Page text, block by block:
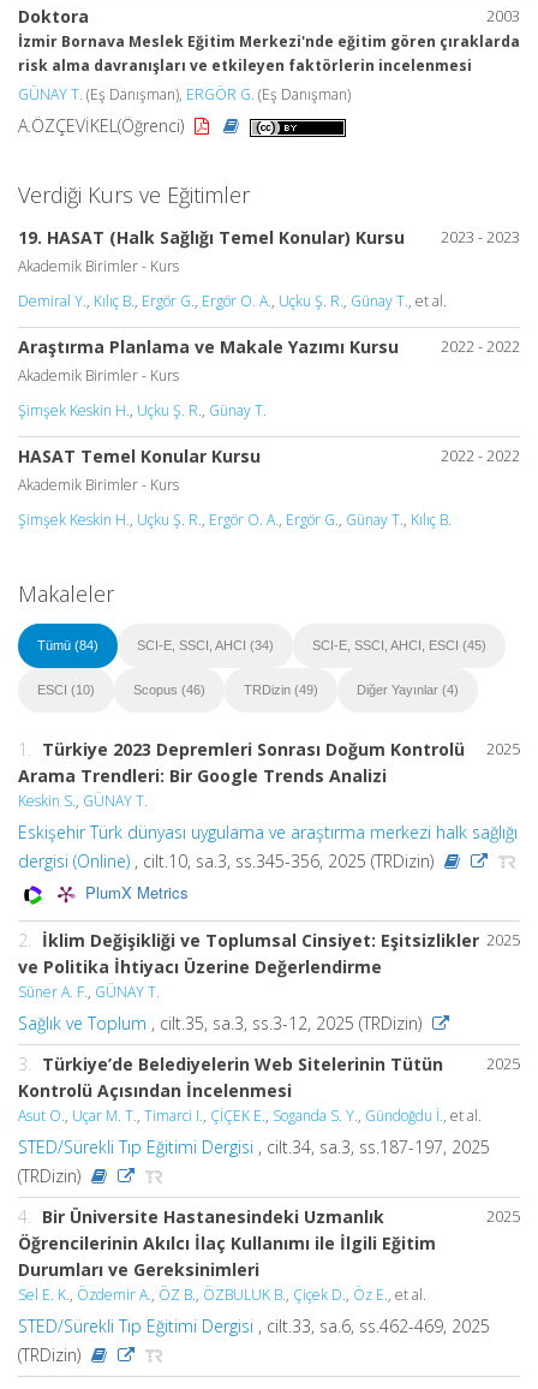
2003
Doktora
İzmir Bornava Meslek Eğitim Merkezi'nde eğitim gören çıraklarda
risk alma davranışları ve etkileyen faktörlerin incelenmesi
GÜNAY T. (Eş Danışman), ERGÖR G. (Eş Danışman)
A.ÖZÇEVİKEL(Öğrenci)
Verdiği Kurs ve Eğitimler
2023 - 2023
19. HASAT (Halk Sağlığı Temel Konular) Kursu
Akademik Birimler - Kurs
Demiral Y., Kılıç B., Ergör G., Ergör O. A., Uçku Ş. R., Günay T., et al.
2022 - 2022
Araştırma Planlama ve Makale Yazımı Kursu
Akademik Birimler - Kurs
Şimşek Keskin H., Uçku Ş. R., Günay T.
2022 - 2022
HASAT Temel Konular Kursu
Akademik Birimler - Kurs
Şimşek Keskin H., Uçku Ş. R., Ergör O. A., Ergör G., Günay T., Kılıç B.
Makaleler
Tümü (84) SCI-E, SSCI, AHCI (34) SCI-E, SSCI, AHCI, ESCI (45)
ESCI (10) Scopus (46) TRDizin (49) Diğer Yayınlar (4)
2025
1. Türkiye 2023 Depremleri Sonrası Doğum Kontrolü
Arama Trendleri: Bir Google Trends Analizi
Keskin S., GÜNAY T.
Eskişehir Türk dünyası uygulama ve araştırma merkezi halk sağlığı
dergisi (Online) , cilt.10, sa.3, ss.345-356, 2025 (TRDizin)
PlumX Metrics
2025
2. İklim Değişikliği ve Toplumsal Cinsiyet: Eşitsizlikler
ve Politika İhtiyacı Üzerine Değerlendirme
Süner A. F., GÜNAY T.
Sağlık ve Toplum , cilt.35, sa.3, ss.3-12, 2025 (TRDizin)
2025
3. Türkiye’de Belediyelerin Web Sitelerinin Tütün
Kontrolü Açısından İncelenmesi
Asut O., Uçar M. T., Timarci I., ÇİÇEK E., Soganda S. Y., Gündoğdu İ., et al.
STED/Sürekli Tıp Eğitimi Dergisi , cilt.34, sa.3, ss.187-197, 2025
(TRDizin)
2025
4. Bir Üniversite Hastanesindeki Uzmanlık
Öğrencilerinin Akılcı İlaç Kullanımı ile İlgili Eğitim
Durumları ve Gereksinimleri
Sel E. K., Özdemir A., ÖZ B., ÖZBULUK B., Çiçek D., Öz E., et al.
STED/Sürekli Tıp Eğitimi Dergisi , cilt.33, sa.6, ss.462-469, 2025
(TRDizin)